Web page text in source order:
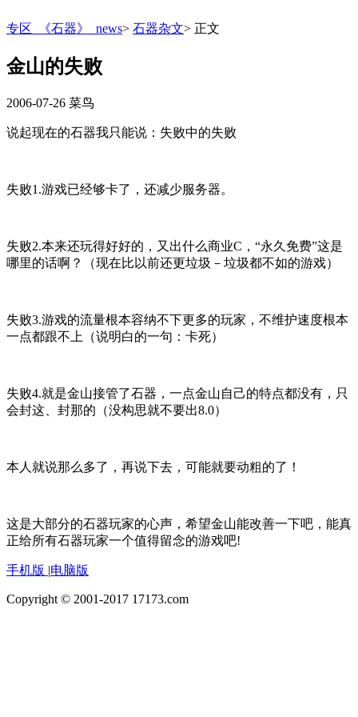
专区_《石器》_news> 石器杂文> 正文
金山的失败
2006-07-26 菜鸟
说起现在的石器我只能说：失败中的失败
失败1.游戏已经够卡了，还减少服务器。
失败2.本来还玩得好好的，又出什么商业C，“永久免费”这是
哪里的话啊？（现在比以前还更垃圾－垃圾都不如的游戏）
失败3.游戏的流量根本容纳不下更多的玩家，不维护速度根本
一点都跟不上（说明白的一句：卡死）
失败4.就是金山接管了石器，一点金山自己的特点都没有，只
会封这、封那的（没构思就不要出8.0）
本人就说那么多了，再说下去，可能就要动粗的了！
这是大部分的石器玩家的心声，希望金山能改善一下吧，能真
正给所有石器玩家一个值得留念的游戏吧!
手机版 |电脑版
Copyright © 2001-2017 17173.com